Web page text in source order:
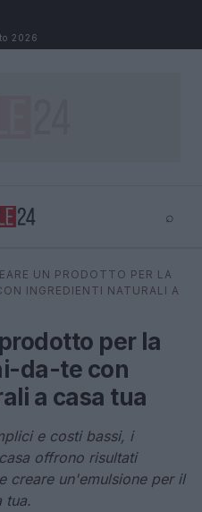
2026
⌕
⌕ ×
UN PRODOTTO PER LA
INGREDIENTI NATURALI A
per la
da-te con
a casa tua
e costi bassi, i
offrono risultati
creare un'emulsione per il
tua.